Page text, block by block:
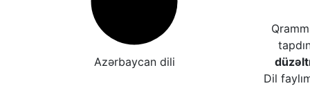
Azərbaycan dili
Dil